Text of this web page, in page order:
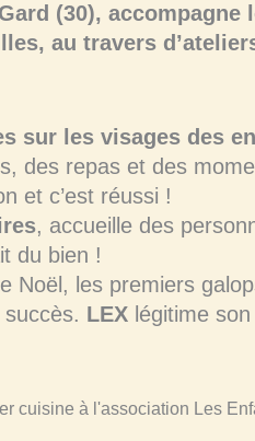
(30),
au travers
sur les visages des
des repas et des
et c’est réussi !
, accueille des
du bien !
Noël, les premiers
LEXlégitime son